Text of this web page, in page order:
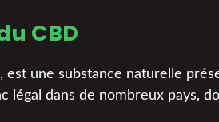
CBD
est une substance naturelle
légal dans de nombreux pays,